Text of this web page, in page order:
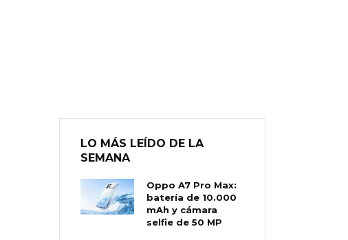
LO MÁS LEÍDO DE LA
SEMANA
Oppo A7 Pro Max:
batería de 10.000
mAh y cámara
selfie de 50 MP